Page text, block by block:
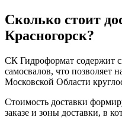
Сколько стоит
Красногорск?
СК Гидроформат содержит
самосвалов, что позволяет
Московской Области
Стоимость доставки
заказе и зоны доставки, в